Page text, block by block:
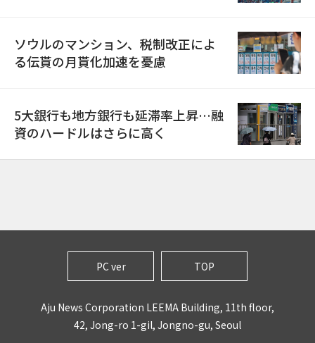
ソウルのマンション、税制改正によ
る伝貰の月貰化加速を憂慮
5大銀行も地方銀行も延滞率上昇…融
資のハードルはさらに高く
PC ver TOP
Aju News Corporation LEEMA Building, 11th floor,
42, Jong-ro 1-gil, Jongno-gu, Seoul